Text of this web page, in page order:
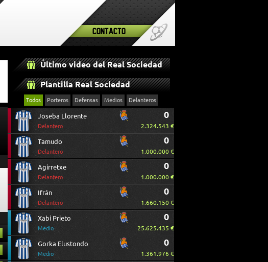
Contacto
Último video del Real Sociedad
Plantilla Real Sociedad
Todos Porteros Defensas Medios Delanteros
Joseba Llorente
Delantero
0
2.324.543 €
Tamudo
Delantero
0
1.000.000 €
Agirretxe
Delantero
0
1.000.000 €
Ifrán
Delantero
0
1.660.150 €
Xabi Prieto
Medio
0
25.625.435 €
Gorka Elustondo
Medio
0
1.361.976 €